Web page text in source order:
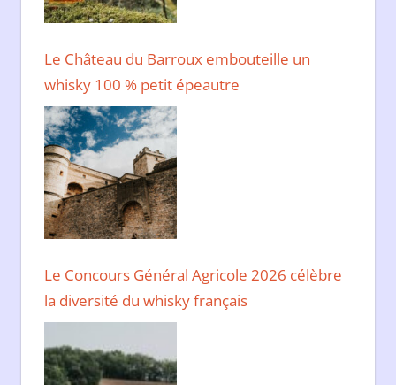
Le Château du Barroux embouteille un
whisky 100 % petit épeautre
Le Concours Général Agricole 2026 célèbre
la diversité du whisky français